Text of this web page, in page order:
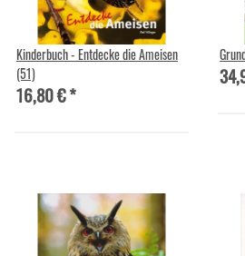
Kinderbuch - Entdecke die Ameisen
(51)
16,80 €*